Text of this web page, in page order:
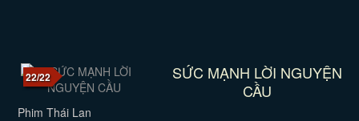
22/22
SỨC MẠNH LỜI NGUYỆN
CẦU
Phim Thái Lan